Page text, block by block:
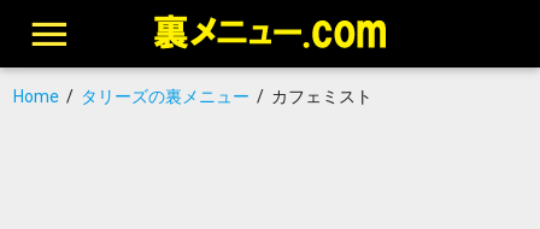
Home/ タリーズの裏メニュー / カフェミスト